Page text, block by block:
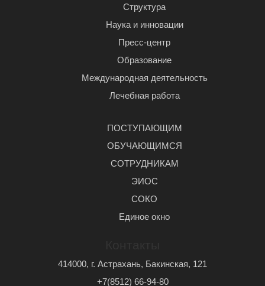
Структура
Наука и инновации
Пресс-центр
Образование
Международная деятельность
Лечебная работа
ПОСТУПАЮЩИМ
ОБУЧАЮЩИМСЯ
СОТРУДНИКАМ
ЭИОС
СОКО
Единое окно
414000, г. Астрахань, Бакинская, 121
+7(8512) 66-94-80